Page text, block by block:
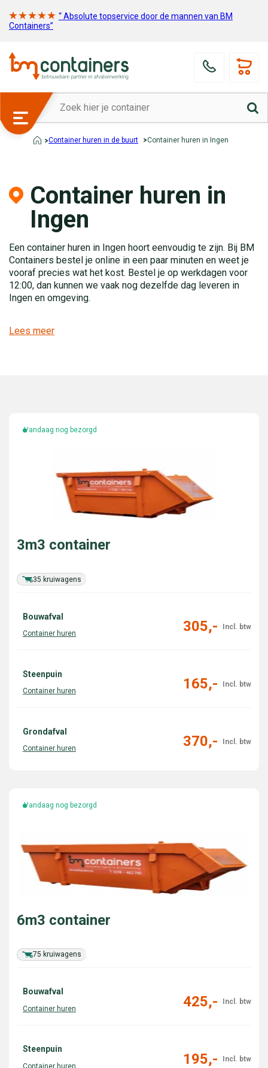
“ Absolute topservice door de mannen van BM
Containers”
Container huren in de buurt Container huren in Ingen
Container huren in
Ingen
Een container huren in Ingen hoort eenvoudig te zijn. Bij BM
Containers bestel je online in een paar minuten en weet je
vooraf precies wat het kost. Bestel je op werkdagen voor
12:00, dan kunnen we vaak nog dezelfde dag leveren in
Ingen en omgeving.
Lees meer
Vandaag nog bezorgd
35 kruiwagens
3m3 container
Bouwafval
305,-
Steenpuin
165,-
Grondafval
370,-
Vandaag nog bezorgd
75 kruiwagens
6m3 container
Bouwafval
425,-
Steenpuin
195,-